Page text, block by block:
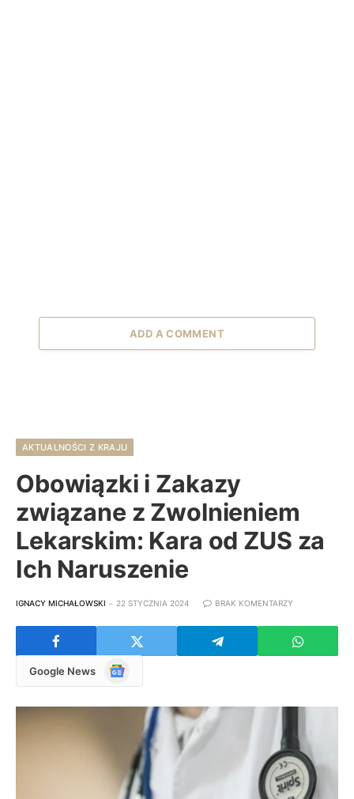
ADD A COMMENT
AKTUALNOŚCI Z KRAJU
Obowiązki i Zakazy
związane z Zwolnieniem
Lekarskim: Kara od ZUS za
Ich Naruszenie
IGNACY MICHAŁOWSKI 22 STYCZNIA 2024 BRAK KOMENTARZY
Google News
Google